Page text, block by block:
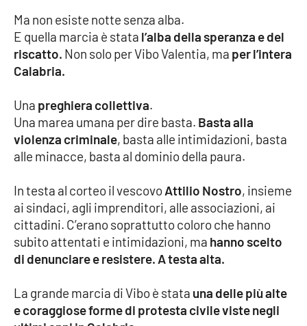
Sport
RUBRICHE
Good Morning Vietnam
Parchi Marini Calabria
Imprese Di Calabria
Le perfidie di Antonella Grippo
Ma non esiste notte senza alba.
E quella marcia è stata l’alba della speranza e del
riscatto. Non solo per Vibo Valentia, ma per l’intera
Calabria.
Una preghiera collettiva.
Una marea umana per dire basta. Basta alla
violenza criminale, basta alle intimidazioni, basta
alle minacce, basta al dominio della paura.
In testa al corteo il vescovoAttilio Nostro, insieme
ai sindaci, agli imprenditori, alle associazioni, ai
cittadini. C’erano soprattutto coloro che hanno
subito attentati e intimidazioni, ma hanno scelto
di denunciare e resistere. A testa alta.
La grande marcia di Vibo è stata una delle più alte
e coraggiose forme di protesta civile viste negli